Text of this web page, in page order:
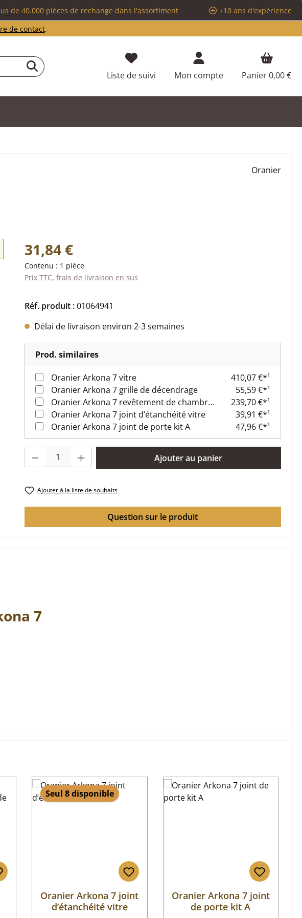
de 40.000 pièces de rechange dans l'assortiment
+10 ans d'expérience
de contact.
Liste de suivi Vous avez 0 articles dans votre liste
Mon compte Panier0,00 €
Oranier
Prix régulier :
31,84 €
Contenu : 1 pièce
Prix TTC, frais de livraison en sus
Réf. produit :01064941
Délai de livraison environ 2-3 semaines
Prod. similaires
Oranier Arkona 7 vitre
410,07 €*¹
Oranier Arkona 7 grille de décendrage
55,59 €*¹
Oranier Arkona 7 revêtement de chambre de combustion
239,70 €*¹
Oranier Arkona 7 joint d’étanchéité vitre
39,91 €*¹
Oranier Arkona 7 joint de porte kit A
47,96 €*¹
Quantité de produit : Entrez la quantité souhaitée ou utilisez les boutons pour
Ajouter au panier
Ajouter à la liste de souhaits
Question sur le produit
7
Seul 8 disponible
Oranier Arkona 7 joint
d’étanchéité vitre
Oranier Arkona 7 joint
de porte kit A